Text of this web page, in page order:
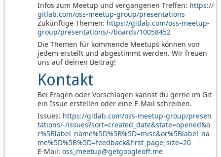
Infos zum Meetup und vergangenen Treffen: https://
gitlab.com/oss-meetup-group/presentations
Zukünftige Themen: https://gitlab.com/oss-meetup-
group/presentations/-/boards/10058452
Die Themen für kommende Meetups können von
jedem erstellt und abgestimmt werden. Wir freuen
uns auf deinen Beitrag!
Kontakt
Bei Fragen oder Vorschlägen kannst du gerne im Git
ein Issue erstellen oder eine E-Mail schreiben.
Issues: https://gitlab.com/oss-meetup-group/presen
tations/-/issues?sort=created_date&state=opened&o
r%5Blabel_name%5D%5B%5D=misc&or%5Blabel_na
me%5D%5B%5D=feedback&first_page_size=20
E-Mail: oss_meetup@getgoogleoff.me